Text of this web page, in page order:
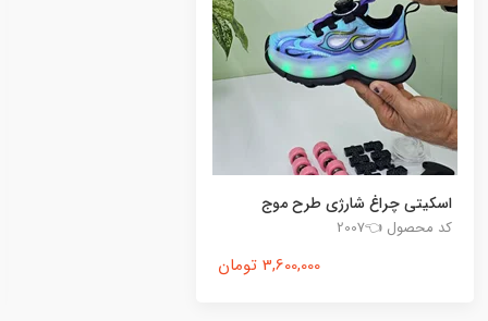
اسکیتی چراغ شارژی طرح موج
کد محصول 👈2007
3,600,000 تومان